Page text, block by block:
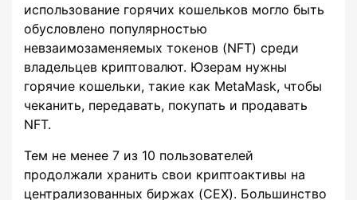
использование горячих кошельков могло быть
обусловлено популярностью
невзаимозаменяемых токенов (NFT) среди
владельцев криптовалют. Юзерам нужны
горячие кошельки, такие как MetaMask, чтобы
чеканить, передавать, покупать и продавать
NFT.
Тем не менее 7 из 10 пользователей
продолжали хранить свои криптоактивы на
централизованных биржах (CEX). Большинство